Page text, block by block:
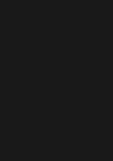
ventana)